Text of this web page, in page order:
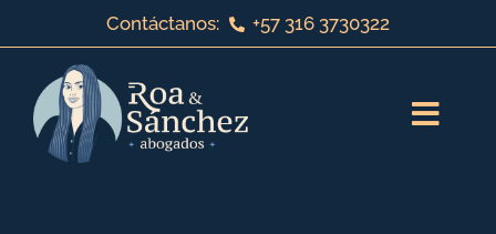
al
contenido
Contáctanos: +57 316 3730322